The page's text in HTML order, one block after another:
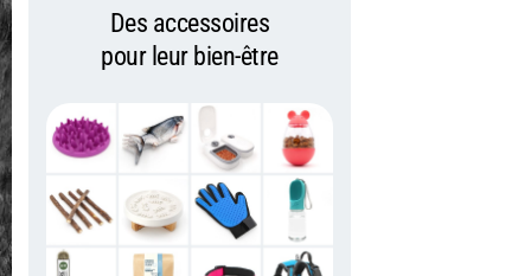
Des accessoires
pour leur bien-être